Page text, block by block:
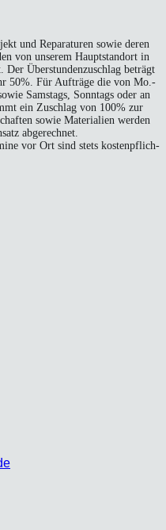
und Repa­ra­tu­ren sowie deren
von unse­rem Haupt­stand­ort in
Der Über­stun­den­zu­schlag beträgt
50%. Für Auf­trä­ge die von Mo.-
Sams­tags, Sonn­tags oder an
ein Zuschlag von 100% zur
sowie Mate­ria­li­en wer­den
abge­rech­net.
vor Ort sind stets kos­ten­pflich­